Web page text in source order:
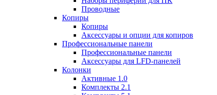
Проводные
Копиры
Копиры
Аксессуары и опции для копиров
Профессиональные панели
Профессиональные панели
Аксессуары для LFD-панелей
Колонки
Активные 1.0
Комплекты 2.1